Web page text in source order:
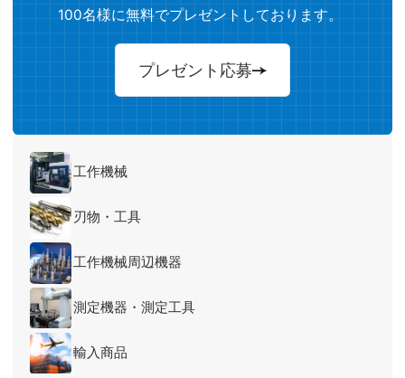
工作機械
刃物・工具
工作機械周辺機器
測定機器・測定工具
輸入商品
100名様に無料でプレゼントしております。
プレゼント応募